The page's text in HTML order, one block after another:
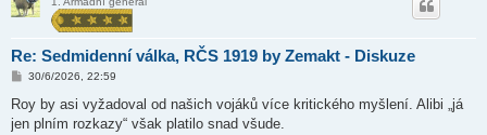
Re: Sedmidenní válka, RČS 1919 by Zemakt - Diskuze
P
í
s
p
30/6/2026, 22:59
Roy by asi vyžadoval od našich vojáků více kritického myšlení. Alibi „já
jen plním rozkazy“ však platilo snad všude.